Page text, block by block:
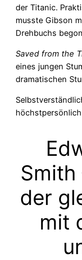
der Titanic.
musste Gibson
Drehbuchs
Saved from the
eines jungen
dramatischen
Smith
der
mit